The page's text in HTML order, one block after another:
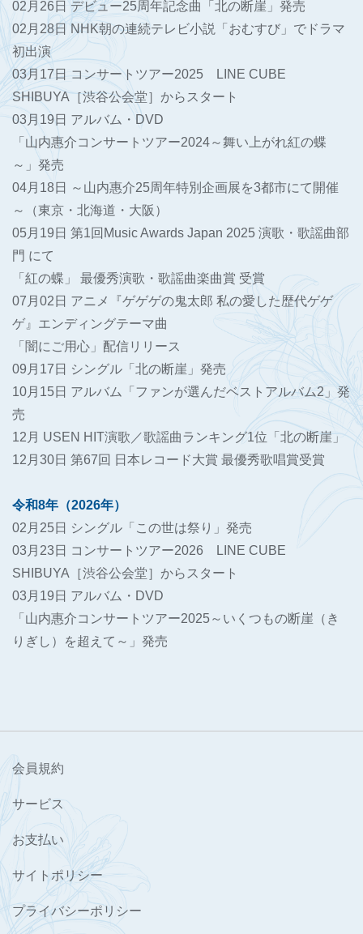
02月26日 デビュー25周年記念曲「北の断崖」発売
02月28日 NHK朝の連続テレビ小説「おむすび」でドラマ
初出演
03月17日 コンサートツアー2025 LINE CUBE
SHIBUYA［渋谷公会堂］からスタート
03月19日 アルバム・DVD
「山内惠介コンサートツアー2024～舞い上がれ紅の蝶
～」発売
04月18日 ～山内惠介25周年特別企画展を3都市にて開催
～（東京・北海道・大阪）
05月19日 第1回Music Awards Japan 2025 演歌・歌謡曲部
門 にて
「紅の蝶」 最優秀演歌・歌謡曲楽曲賞 受賞
07月02日 アニメ『ゲゲゲの鬼太郎 私の愛した歴代ゲゲ
ゲ』エンディングテーマ曲
「闇にご用心」配信リリース
09月17日 シングル「北の断崖」発売
10月15日 アルバム「ファンが選んだベストアルバム2」発
売
12月 USEN HIT演歌／歌謡曲ランキング1位「北の断崖」
12月30日 第67回 日本レコード大賞 最優秀歌唱賞受賞
令和8年（2026年）
02月25日 シングル「この世は祭り」発売
03月23日 コンサートツアー2026 LINE CUBE
SHIBUYA［渋谷公会堂］からスタート
03月19日 アルバム・DVD
「山内惠介コンサートツアー2025～いくつもの断崖（き
りぎし）を超えて～」発売
会員規約
サービス
お支払い
サイトポリシー
プライバシーポリシー